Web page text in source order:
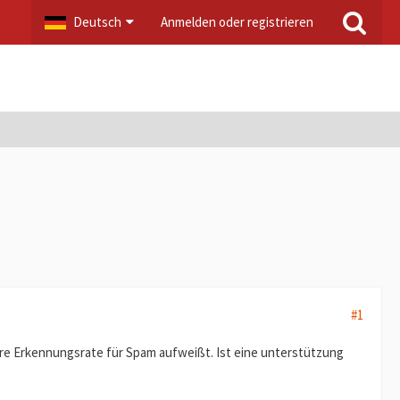
Deutsch Anmelden oder registrieren
#1
Erkennungsrate für Spam aufweißt. Ist eine unterstützung